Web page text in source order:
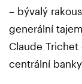
– bývalý
generální
Claude
centrální